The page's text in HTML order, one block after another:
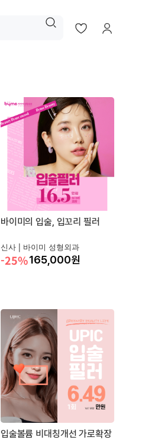
바이미의 입술, 입꼬리 필러
신사 | 바이미 성형외과
-25%165,000원
입술볼륨 비대칭개선 가로확장